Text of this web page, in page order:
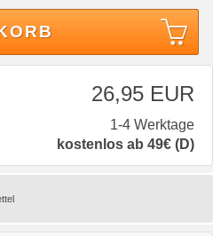
26,95 EUR
1-4 Werktage
kostenlos ab 49€ (D)